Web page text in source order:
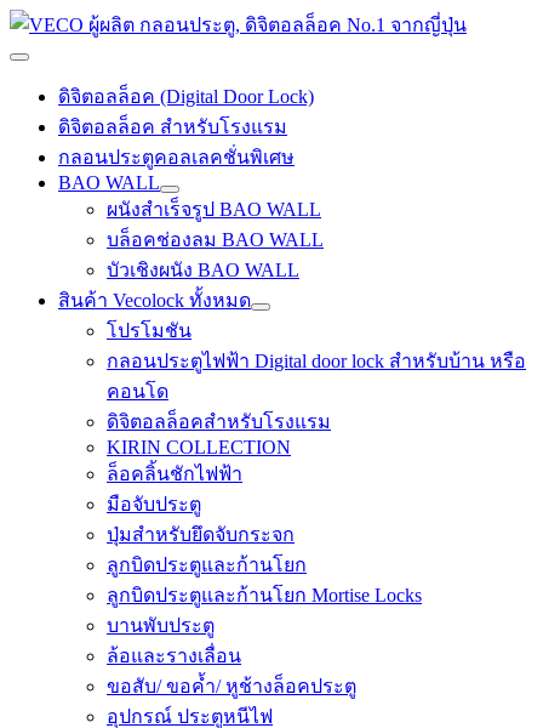
Skip
content
Main
ดิจิตอลล็อค (Digital Door Lock)
ดิจิตอลล็อค สำหรับโรงแรม
กลอนประตูคอลเลคชั่นพิเศษ
BAO WALL
ผนังสำเร็จรูป BAO WALL
บล็อคช่องลม BAO WALL
บัวเชิงผนัง BAO WALL
สินค้า Vecolock ทั้งหมด
โปรโมชัน
กลอนประตูไฟฟ้า Digital door lock สำหรับบ้าน หรือ
คอนโด
ดิจิตอลล็อคสำหรับโรงแรม
KIRIN COLLECTION
ล็อคลิ้นชักไฟฟ้า
มือจับประตู
ปุ่มสำหรับยึดจับกระจก
ลูกบิดประตูและก้านโยก
ลูกบิดประตูและก้านโยก Mortise Locks
บานพับประตู
ล้อและรางเลื่อน
ขอสับ/ ขอค้ำ/ หูช้างล็อคประตู
อุปกรณ์ ประตูหนีไฟ